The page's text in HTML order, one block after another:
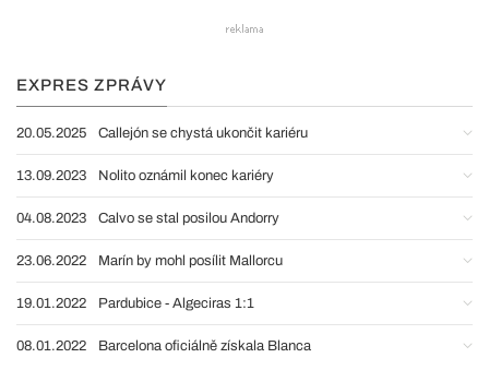
EXPRES ZPRÁVY
20.05.2025 Callejón se chystá ukončit kariéru
13.09.2023 Nolito oznámil konec kariéry
04.08.2023 Calvo se stal posilou Andorry
23.06.2022 Marín by mohl posílit Mallorcu
19.01.2022 Pardubice - Algeciras 1:1
08.01.2022 Barcelona oficiálně získala Blanca